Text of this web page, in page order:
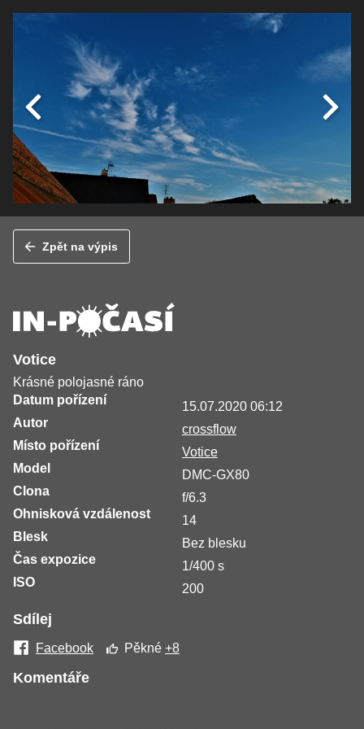
Zpět na výpis
Votice
Krásné polojasné ráno
Datum pořízení
15.07.2020 06:12
Autor
crossflow
Místo pořízení
Votice
Model
DMC-GX80
Clona
f/6.3
Ohnisková vzdálenost
14
Blesk
Bez blesku
Čas expozice
1/400 s
ISO
200
Sdílej
Facebook Pěkné+8
Komentáře